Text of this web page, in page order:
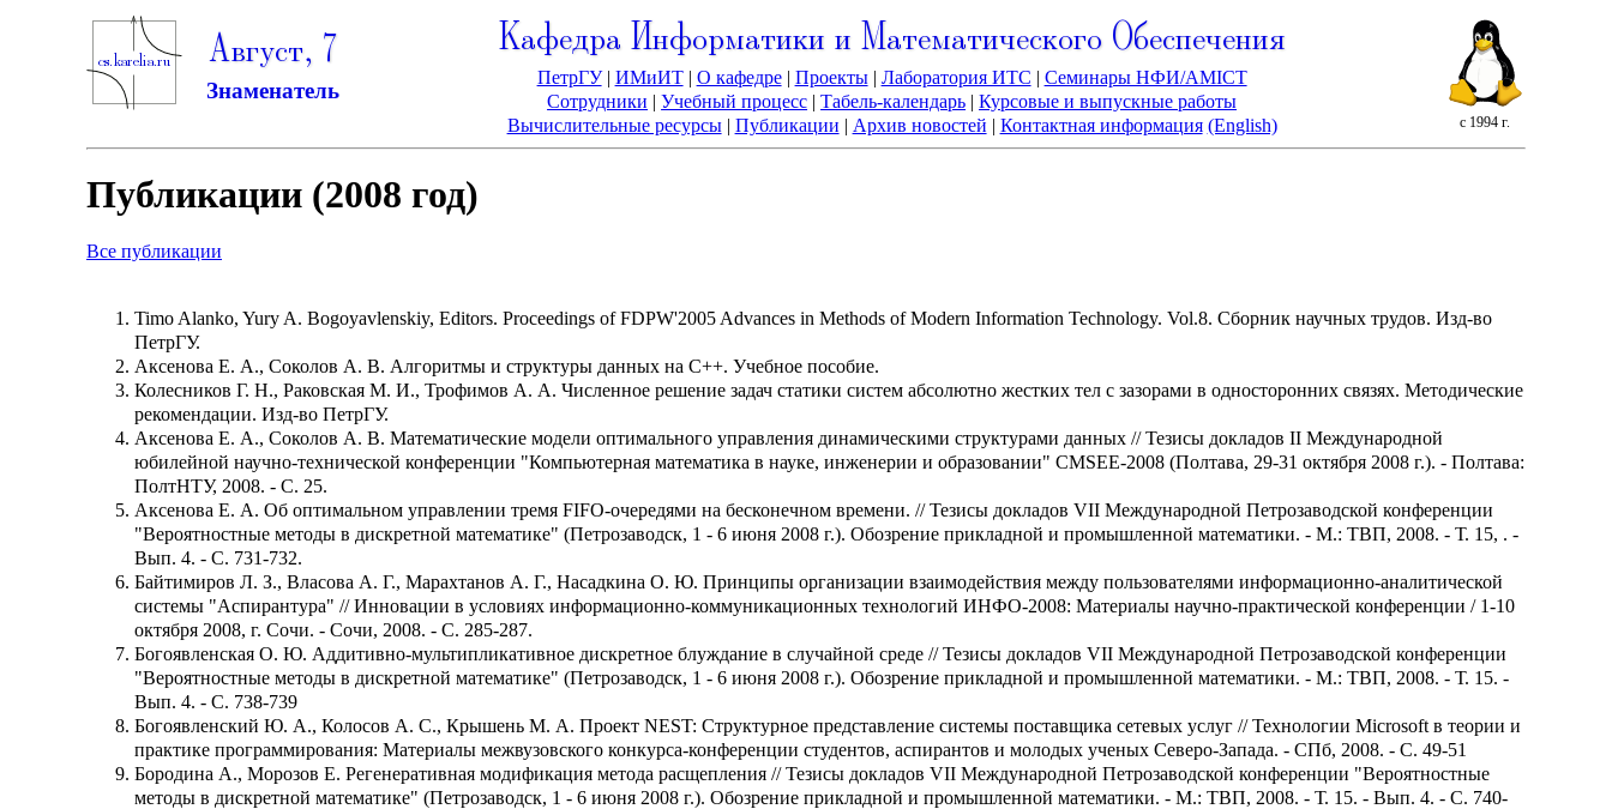
Август, 7
Знаменатель
с 1994 г.
Кафедра Информатики и Математического Обеспечения
ПетрГУ| ИМиИТ| О кафедре| Проекты| Лаборатория ИТС | Семинары НФИ/AMICT
Сотрудники |Учебный процесс |Табель-календарь |Курсовые и выпускные работы
Вычислительные ресурсы| Публикации | Архив новостей | Контактная информация (English)
Публикации (2008 год)
Все публикации
Timo Alanko, Yury A. Bogoyavlenskiy, Editors. Proceedings of FDPW'2005 Advances in Methods of Modern Information Technology. Vol.8. Сборник научных трудов. Изд-во
ПетрГУ.
Аксенова Е. А., Соколов А. В. Алгоритмы и структуры данных на С++. Учебное пособие.
Колесников Г. Н., Раковская М. И., Трофимов А. А. Численное решение задач статики систем абсолютно жестких тел с зазорами в односторонних связях. Методические
рекомендации. Изд-во ПетрГУ.
Аксенова Е. А., Соколов А. В. Математические модели оптимального управления динамическими структурами данных // Тезисы докладов II Международной
юбилейной научно-технической конференции "Компьютерная математика в науке, инженерии и образовании" CMSEE-2008 (Полтава, 29-31 октября 2008 г.). - Полтава:
ПолтНТУ, 2008. - C. 25.
Аксенова Е. А. Об оптимальном управлении тремя FIFO-очередями на бесконечном времени. // Тезисы докладов VII Международной Петрозаводской конференции
"Вероятностные методы в дискретной математике" (Петрозаводск, 1 - 6 июня 2008 г.). Обозрение прикладной и промышленной математики. - М.: ТВП, 2008. - Т. 15, . -
Вып. 4. - С. 731-732.
Байтимиров Л. З., Власова А. Г., Марахтанов А. Г., Насадкина О. Ю. Принципы организации взаимодействия между пользователями информационно-аналитической
системы "Аспирантура" // Инновации в условиях информационно-коммуникационных технологий ИНФО-2008: Материалы научно-практической конференции / 1-10
октября 2008, г. Сочи. - Сочи, 2008. - С. 285-287.
Богоявленская О. Ю. Аддитивно-мультипликативное дискретное блуждание в случайной среде // Тезисы докладов VII Международной Петрозаводской конференции
"Вероятностные методы в дискретной математике" (Петрозаводск, 1 - 6 июня 2008 г.). Обозрение прикладной и промышленной математики. - М.: ТВП, 2008. - Т. 15. -
Вып. 4. - С. 738-739
Богоявленский Ю. А., Колосов А. С., Крышень М. А. Проект NEST: Структурное представление системы поставщика сетевых услуг // Технологии Microsoft в теории и
практике программирования: Материалы межвузовского конкурса-конференции студентов, аспирантов и молодых ученых Северо-Запада. - СПб, 2008. - С. 49-51
Бородина А., Морозов Е. Регенеративная модификация метода расщепления // Тезисы докладов VII Международной Петрозаводской конференции "Вероятностные
методы в дискретной математике" (Петрозаводск, 1 - 6 июня 2008 г.). Обозрение прикладной и промышленной математики. - М.: ТВП, 2008. - Т. 15. - Вып. 4. - С. 740-